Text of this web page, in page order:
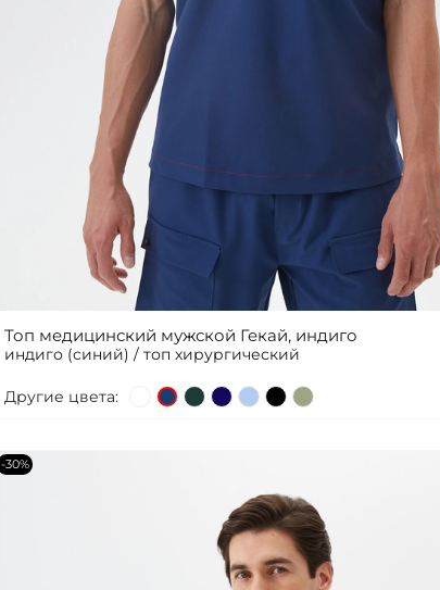
Топ медицинский мужской Гекай, индиго
индиго (синий) / топ хирургический
Другие цвета:
-30%